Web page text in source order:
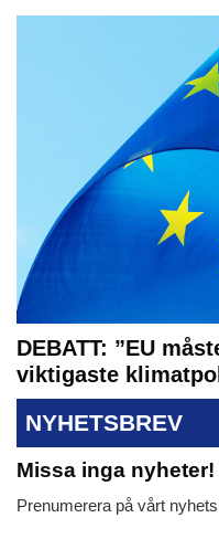
DEBATT: ”EU
viktigaste
NYHETSBREV
Missa inga nyheter!
Prenumerera på vårt